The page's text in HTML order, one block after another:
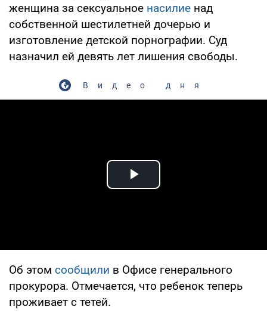
женщина за сексуальное насилие над
собственной шестилетней дочерью и
изготовление детской порнографии. Суд
назначил ей девять лет лишения свободы.
Видео дня
Play Video
Об этом сообщили в Офисе генерального
прокурора. Отмечается, что ребенок теперь
проживает с тетей.